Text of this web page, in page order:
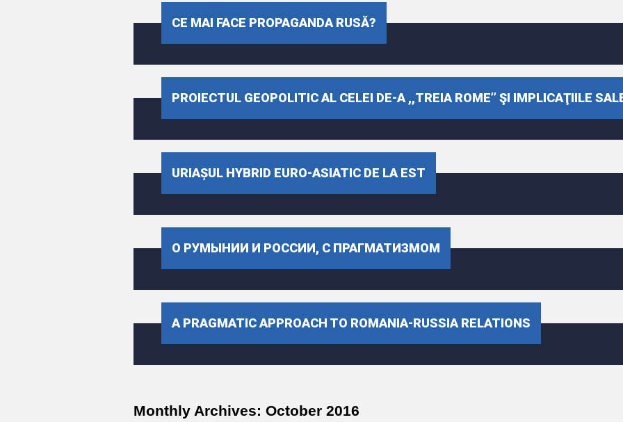
CE MAI FACE PROPAGANDA RUSĂ?
PROIECTUL GEOPOLITIC AL CELEI DE-A ,,TREIA ROME’’ ŞI IMPLICAŢIILE
URIAȘUL HYBRID EURO-ASIATIC DE LA EST
О РУМЫНИИ И РОССИИ, С ПРАГМАТИЗМОМ
A PRAGMATIC APPROACH TO ROMANIA-RUSSIA RELATIONS
Monthly Archives: October 2016